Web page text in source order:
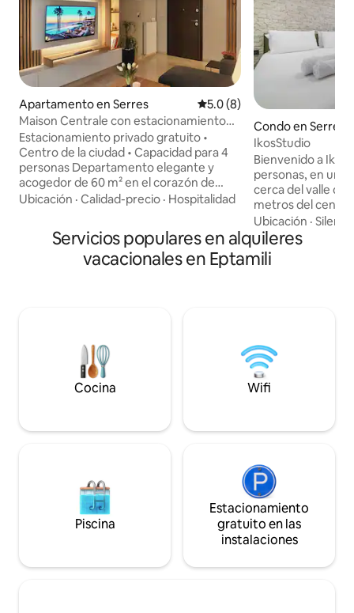
Apartamento en Serres Calificación promedio: 5.0
5.0 (8)
Maison Centrale con estacionamiento
privado gratuito
Estacionamiento privado gratuito •
Centro de la ciudad • Capacidad para 4
personas Departamento elegante y
acogedor de 60 m² en el corazón de
Serres, junto a la calle peatonal, ideal
privado gratuito incluido. Hay cafeterías,
restaurantes, tiendas y supermercados
a solo unos pasos. Una recámara, un
seguridad de nuestros huéspedes.
Ubicación · Calidad-precio · Hospitalidad
Condo en Serres
IkosStudio
Bienvenido a Ikos
personas, en una
cerca del valle de
metros del centro
espacio está
comodidad y la
ofreciendo todo
una estancia agradable.
momentos de
para relajarse.
Ubicación ·
Servicios populares en alquileres
vacacionales en Eptamili
Cocina Wifi
Piscina
Estacionamiento
gratuito en las
instalaciones